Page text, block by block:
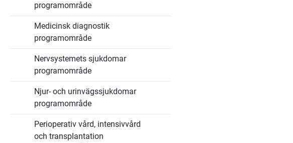
programområde
Medicinsk diagnostik
programområde
Nervsystemets sjukdomar
programområde
Njur- och urinvägssjukdomar
programområde
Perioperativ vård, intensivvård
och transplantation